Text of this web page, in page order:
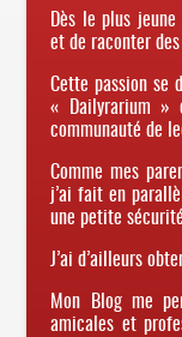
Dès le plus
et de raconter
Cette passion se
« Dailyrarium »
communauté de
Comme mes
j’ai fait en
une petite
J’ai d’ailleurs
Mon Blog me
amicales et